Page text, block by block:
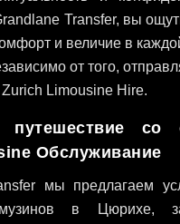
Transfer, вы
и величие в
от того,
Limousine Hire.
путешествие со
Обслуживание
мы предлагаем
в Цюрихе,